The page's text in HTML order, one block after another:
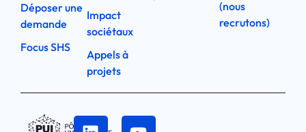
Déposer une
demande
Focus SHS
Impact
sociétaux
Appels à
projets
(nous
recrutons)